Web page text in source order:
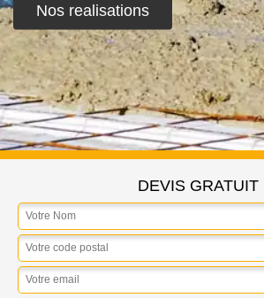
Nos realisations
DEVIS GRATUIT